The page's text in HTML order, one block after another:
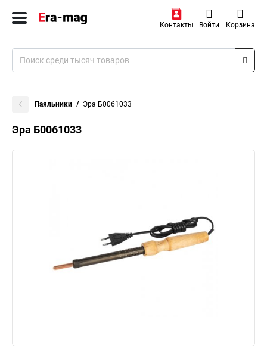
Контакты Войти Корзина
Паяльники Эра Б0061033
Эра Б0061033